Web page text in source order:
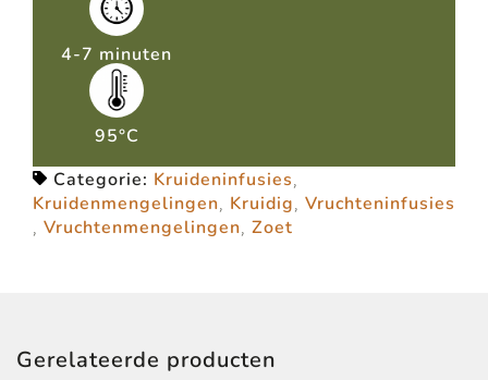
4-7 minuten
95°C
Categorie: Kruideninfusies,
Kruidenmengelingen, Kruidig, Vruchteninfusies
, Vruchtenmengelingen, Zoet
Gerelateerde producten